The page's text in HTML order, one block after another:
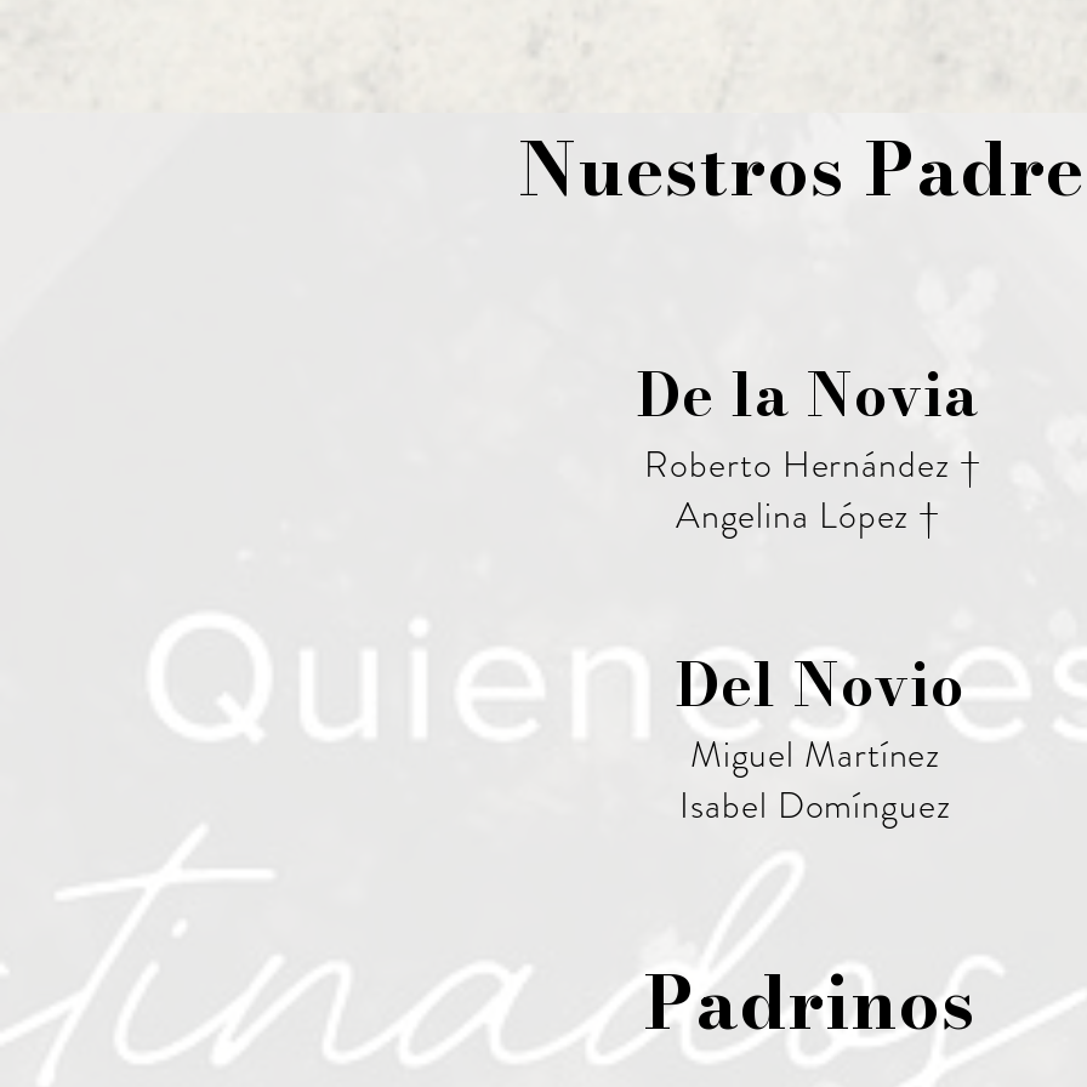
Nuestros
De la Novia
Roberto Hernández †
Angelina López †
Del Novio
Miguel Martínez
Isabel Domínguez
Padrinos